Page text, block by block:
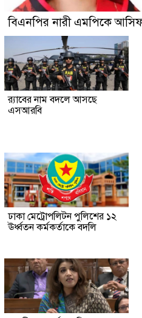
বিএনপির নারী এমপিকে
র‍্যাবের নাম বদলে আসছে
এসআরবি
ঢাকা মেট্রোপলিটন পুলিশের ১২
ঊর্ধ্বতন কর্মকর্তাকে বদলি